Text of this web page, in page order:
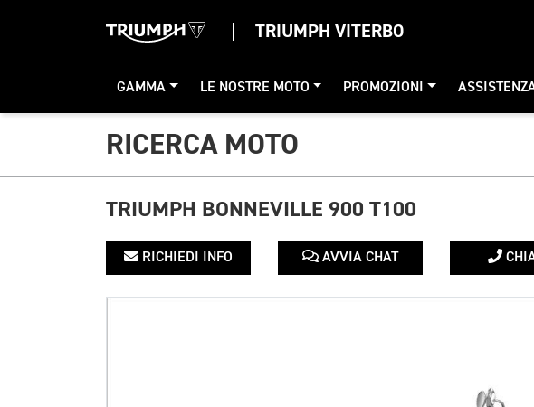
TRIUMPH VITERBO
GAMMA LE NOSTRE MOTO PROMOZIONI
RICERCA MOTO
TRIUMPH BONNEVILLE 900 T100
RICHIEDI INFO AVVIA CHAT